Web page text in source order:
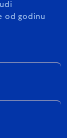
od godinu